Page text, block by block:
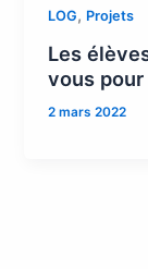
LOG, Projets
Les
vous
2 mars 2022